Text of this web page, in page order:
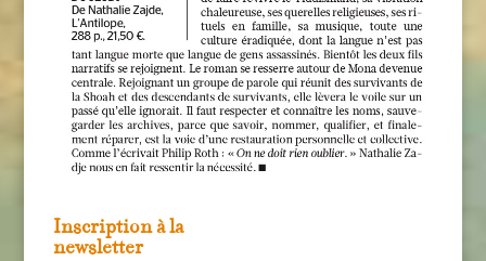
Inscription à la
newsletter